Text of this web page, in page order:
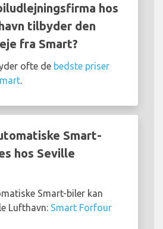
hos
tilbyder den
fra Smart?
ofte de bedste priser
Smart-
hos Seville
Smart-biler kan
Lufthavn: Smart Forfour